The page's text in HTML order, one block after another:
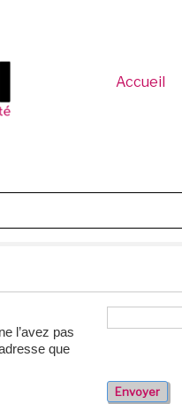
Accueil
l’avez pas
que